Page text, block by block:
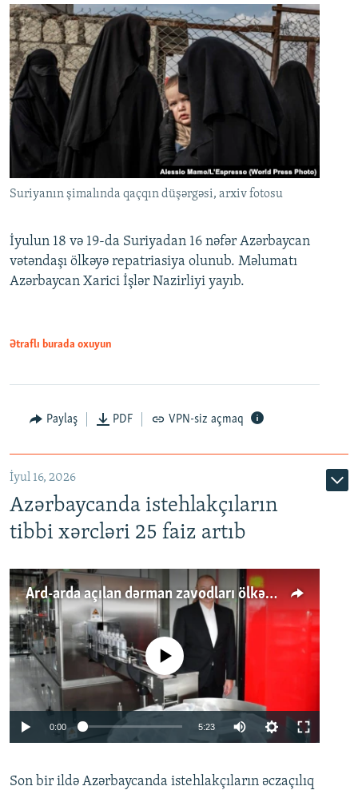
Suriyanın şimalında qaçqın düşərgəsi, arxiv fotosu
İyulun 18 və 19-da Suriyadan 16 nəfər Azərbaycan
vətəndaşı ölkəyə repatriasiya olunub. Məlumatı
Azərbaycan Xarici İşlər Nazirliyi yayıb.
Ətraflı burada oxuyun
Paylaş PDF VPN-siz açmaq
İyul 16, 2026
Azərbaycanda istehlakçıların
tibbi xərcləri 25 faiz artıb
Ard-arda açılan dərman zavodları ölkənin tələbatını ödəyirmi?
No media source currently available
0:00 5:23
360p
Son bir ildə Azərbaycanda istehlakçıların əczaçılıq